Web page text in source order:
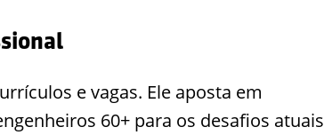
e vagas. Ele aposta em
60+ para os desafios atuais